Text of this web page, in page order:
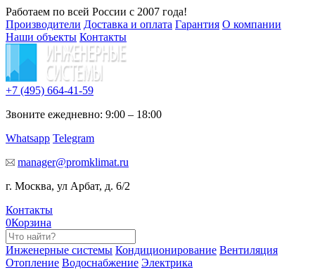
Работаем по всей России с 2007 года!
Производители Доставка и оплата Гарантия О компании
Наши объекты Контакты
+7 (495) 664-41-59
Звоните ежедневно: 9:00 – 18:00
Whatsapp Telegram
manager@promklimat.ru
г. Москва, ул Арбат, д. 6/2
Контакты
0Корзина
Инженерные системы Кондиционирование Вентиляция
Отопление Водоснабжение Электрика